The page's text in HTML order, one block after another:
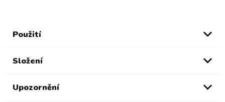
Použití
Složení
Upozornění